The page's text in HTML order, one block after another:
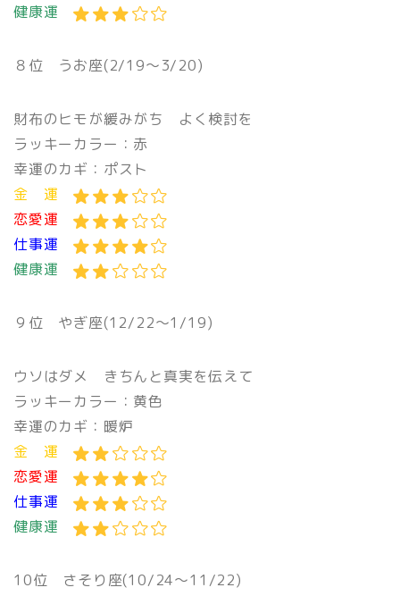
健康運
８位 うお座(2/19〜3/20)
財布のヒモが緩みがち よく検討を
ラッキーカラー：赤
幸運のカギ：ポスト
金 運
恋愛運
仕事運
健康運
９位 やぎ座(12/22〜1/19)
ウソはダメ きちんと真実を伝えて
ラッキーカラー：黄色
幸運のカギ：暖炉
金 運
恋愛運
仕事運
健康運
10位 さそり座(10/24〜11/22)